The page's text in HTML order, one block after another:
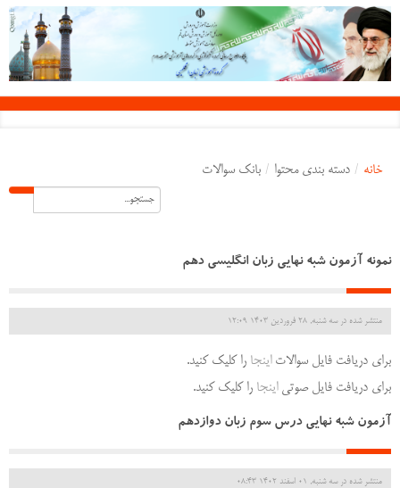
خانه / دسته بندی محتوا / بانک سوالات
نمونه آزمون شبه نهایی زبان انگلیسی دهم
منتشر شده در سه شنبه, 28 فروردين 1403 12:09
برای دریافت فایل سوالاتاینجا را کلیک کنید.
برای دریافت فایل صوتیاینجا را کلیک کنید.
آزمون شبه نهایی درس سوم زبان دوازدهم
منتشر شده در سه شنبه, 01 اسفند 1402 08:43